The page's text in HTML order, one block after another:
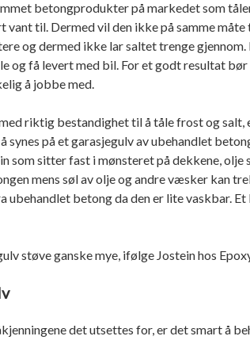
betongprodukter på markedet som
til. Dermed vil den ikke på samme måte
og dermed ikke lar saltet trenge
og få levert med bil. For et godt resultat
å jobbe med.
riktig bestandighet til å tåle frost og salt,
synes på et garasjegulv av ubehandlet
som sitter fast i mønsteret på dekkene, olje
mens søl av olje og andre væsker kan
ubehandlet betong da den er lite vaskbar.
støve ganske mye, ifølge Jostein hos
det utsettes for, er det smart å